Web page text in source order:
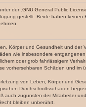
der „ GNU General Public
gestellt. Beide haben
Körper und Gesundheit und
wie insbesondere entgangenen
oder grob fahrlässigem
vorhersehbaren Schäden und
von Leben, Körper und
Durchschnittsschäden
auch zugunsten der Mitarbeiter
bleiben unberührt.